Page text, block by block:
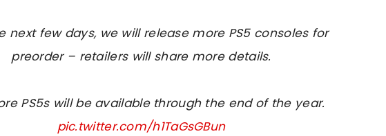
next few days, we will release more PS5 consoles for
preorder – retailers will share more details.
PS5s will be available through the end of the year.
pic.twitter.com/h1TaGsGBun